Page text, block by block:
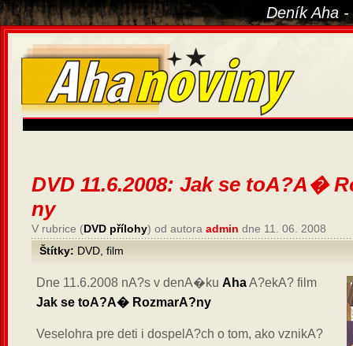
Deník Aha
DVD 11.6.2008: Jak se toA?A�
ny
V rubrice (DVD přílohy) od autora admin dne 11. 06. 2008
Štítky: DVD film
Dne 11.6.2008 nA?s v denA�ku AhaA?ekA? film
Jak se toA?A� RozmarA?ny
Veselohra pre deti i dospelA?ch o tom, ako vznikA?